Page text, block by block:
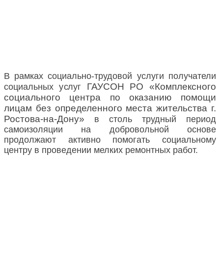
В рамках социально-трудовой услуги получатели
социальных услуг ГАУСОН РО «Комплексного
социального центра по оказанию помощи
лицам без определенного места жительства г.
Ростова-на-Дону» в столь трудный период
самоизоляции на добровольной основе
продолжают активно помогать социальному
центру в проведении мелких ремонтных работ.